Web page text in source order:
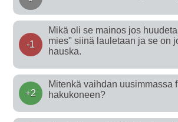
-1
Mikä oli se mainos jos
mies" siinä lauletaan ja se on
hauska.
+2
Mitenkä vaihdan uusimmassa
hakukoneen?